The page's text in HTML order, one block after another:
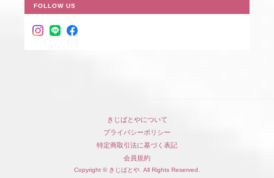
FOLLOW US
きじばとやについて
プライバシーポリシー
特定商取引法に基づく表記
会員規約
Copyright © きじばとや. All Rights Reserved.